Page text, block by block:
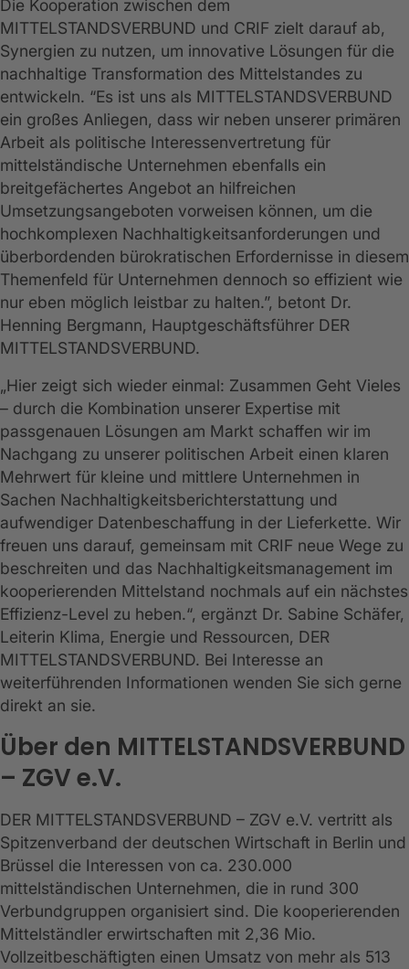
Die Kooperation zwischen dem
MITTELSTANDSVERBUND und CRIF zielt darauf ab,
Synergien zu nutzen, um innovative Lösungen für die
nachhaltige Transformation des Mittelstandes zu
entwickeln. “Es ist uns als MITTELSTANDSVERBUND
ein großes Anliegen, dass wir neben unserer primären
Arbeit als politische Interessenvertretung für
mittelständische Unternehmen ebenfalls ein
breitgefächertes Angebot an hilfreichen
Umsetzungsangeboten vorweisen können, um die
hochkomplexen Nachhaltigkeitsanforderungen und
überbordenden bürokratischen Erfordernisse in diesem
Themenfeld für Unternehmen dennoch so effizient wie
nur eben möglich leistbar zu halten.”, betont Dr.
Henning Bergmann, Hauptgeschäftsführer DER
MITTELSTANDSVERBUND.
„Hier zeigt sich wieder einmal: Zusammen Geht Vieles
– durch die Kombination unserer Expertise mit
passgenauen Lösungen am Markt schaffen wir im
Nachgang zu unserer politischen Arbeit einen klaren
Mehrwert für kleine und mittlere Unternehmen in
Sachen Nachhaltigkeitsberichterstattung und
aufwendiger Datenbeschaffung in der Lieferkette. Wir
freuen uns darauf, gemeinsam mit CRIF neue Wege zu
beschreiten und das Nachhaltigkeitsmanagement im
kooperierenden Mittelstand nochmals auf ein nächstes
Effizienz-Level zu heben.“, ergänzt Dr. Sabine Schäfer,
Leiterin Klima, Energie und Ressourcen, DER
MITTELSTANDSVERBUND. Bei Interesse an
weiterführenden Informationen wenden Sie sich gerne
direkt an sie.
Über den MITTELSTANDSVERBUND
– ZGV e.V.
DER MITTELSTANDSVERBUND – ZGV e.V. vertritt als
Spitzenverband der deutschen Wirtschaft in Berlin und
Brüssel die Interessen von ca. 230.000
mittelständischen Unternehmen, die in rund 300
Verbundgruppen organisiert sind. Die kooperierenden
Mittelständler erwirtschaften mit 2,36 Mio.
Vollzeitbeschäftigten einen Umsatz von mehr als 513